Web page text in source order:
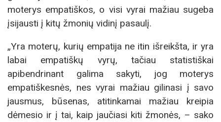
moterys empatiškos, o visi vyrai mažiau sugeba
įsijausti į kitų žmonių vidinį pasaulį.
„Yra moterų, kurių empatija ne itin išreikšta, ir yra
labai empatiškų vyrų, tačiau statistiškai
apibendrinant galima sakyti, jog moterys
empatiškesnės, nes vyrai mažiau gilinasi į savo
jausmus, būsenas, atitinkamai mažiau kreipia
dėmesio ir į tai, kaip jaučiasi kiti žmonės, – sako